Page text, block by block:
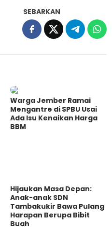
SEBARKAN
Warga Jember Ramai
Mengantre di SPBU Usai
Ada Isu Kenaikan Harga
BBM
Hijaukan Masa Depan:
Anak-anak SDN
Tambakukir Bawa Pulang
Harapan Berupa Bibit
Buah